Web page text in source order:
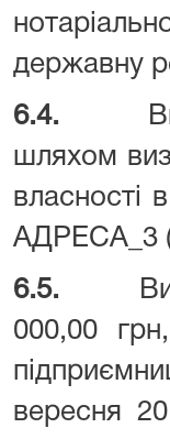
державну
6.4.
шляхом
власності
АДРЕСА_3
6.5.
000,00
вересня